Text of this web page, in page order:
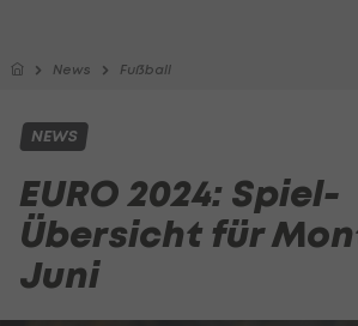
News Fußball
NEWS
EURO 2024: Spiel-
Übersicht für
Juni